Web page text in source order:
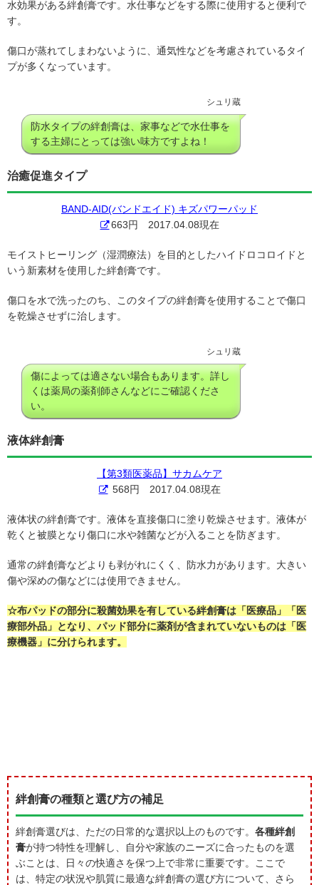
水効果がある絆創膏です。水仕事などをする際に使用すると便利で
す。
傷口が蒸れてしまわないように、通気性などを考慮されているタイ
プが多くなっています。
シュリ蔵
防水タイプの絆創膏は、家事などで水仕事を
する主婦にとっては強い味方ですよね！
治癒促進タイプ
BAND-AID(バンドエイド) キズパワーパッド
663円 2017.04.08現在
モイストヒーリング（湿潤療法）を目的としたハイドロコロイドと
いう新素材を使用した絆創膏です。
傷口を水で洗ったのち、このタイプの絆創膏を使用することで傷口
を乾燥させずに治します。
シュリ蔵
傷によっては適さない場合もあります。詳し
くは薬局の薬剤師さんなどにご確認くださ
い。
液体絆創膏
【第3類医薬品】サカムケア
568円 2017.04.08現在
液体状の絆創膏です。液体を直接傷口に塗り乾燥させます。液体が
乾くと被膜となり傷口に水や雑菌などが入ることを防ぎます。
通常の絆創膏などよりも剥がれにくく、防水力があります。大きい
傷や深めの傷などには使用できません。
☆布パッドの部分に殺菌効果を有している絆創膏は「医療品」「医
療部外品」となり、パッド部分に薬剤が含まれていないものは「医
療機器」に分けられます。
絆創膏の種類と選び方の補足
絆創膏選びは、ただの日常的な選択以上のものです。 各種絆創
膏が持つ特性を理解し、自分や家族のニーズに合ったものを選
ぶことは、日々の快適さを保つ上で非常に重要です。ここで
は、特定の状況や肌質に最適な絆創膏の選び方について、さら